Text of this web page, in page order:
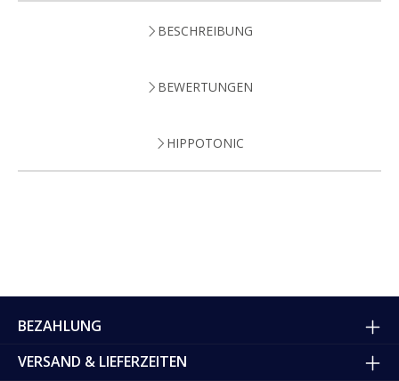
BESCHREIBUNG
BEWERTUNGEN
HIPPOTONIC
BEZAHLUNG
VERSAND & LIEFERZEITEN